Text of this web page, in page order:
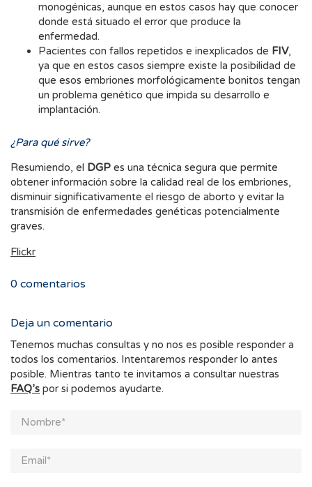
monogénicas, aunque en estos casos hay que conocer
donde está situado el error que produce la
enfermedad.
Pacientes con fallos repetidos e inexplicados de FIV,
ya que en estos casos siempre existe la posibilidad de
que esos embriones morfológicamente bonitos tengan
un problema genético que impida su desarrollo e
implantación.
¿Para qué sirve?
Resumiendo, el DGP es una técnica segura que permite
obtener información sobre la calidad real de los embriones,
disminuir significativamente el riesgo de aborto y evitar la
transmisión de enfermedades genéticas potencialmente
graves.
Flickr
0 comentarios
Deja un comentario
Tenemos muchas consultas y no nos es posible responder a
todos los comentarios. Intentaremos responder lo antes
posible. Mientras tanto te invitamos a consultar nuestras
FAQ’s por si podemos ayudarte.